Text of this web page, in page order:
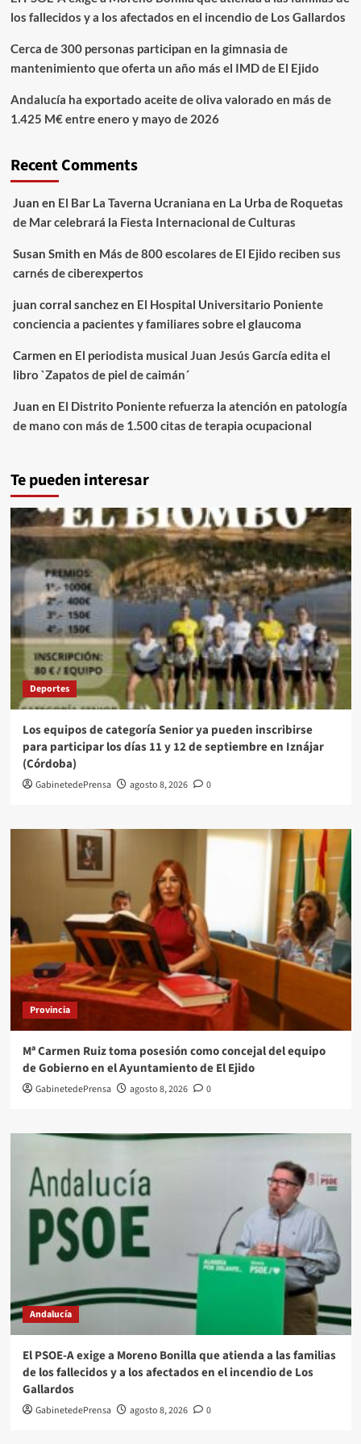
los fallecidos y a los afectados en el incendio de Los Gallardos
Cerca de 300 personas participan en la gimnasia de
mantenimiento que oferta un año más el IMD de El Ejido
Andalucía ha exportado aceite de oliva valorado en más de
1.425 M€ entre enero y mayo de 2026
Recent Comments
Juan en El Bar La Taverna Ucraniana en La Urba de Roquetas
de Mar celebrará la Fiesta Internacional de Culturas
Susan Smith en Más de 800 escolares de El Ejido reciben sus
carnés de ciberexpertos
juan corral sanchezen El Hospital Universitario Poniente
conciencia a pacientes y familiares sobre el glaucoma
Carmen en El periodista musical Juan Jesús García edita el
libro `Zapatos de piel de caimán´
Juan en El Distrito Poniente refuerza la atención en patología
de mano con más de 1.500 citas de terapia ocupacional
Te pueden interesar
Deportes
Los equipos de categoría Senior ya pueden inscribirse
para participar los días 11 y 12 de septiembre en Iznájar
(Córdoba)
GabinetedePrensa agosto 8, 2026 0
Provincia
Mª Carmen Ruiz toma posesión como concejal del equipo
de Gobierno en el Ayuntamiento de El Ejido
GabinetedePrensa agosto 8, 2026 0
Andalucía
El PSOE-A exige a Moreno Bonilla que atienda a las familias
de los fallecidos y a los afectados en el incendio de Los
Gallardos
GabinetedePrensa agosto 8, 2026 0